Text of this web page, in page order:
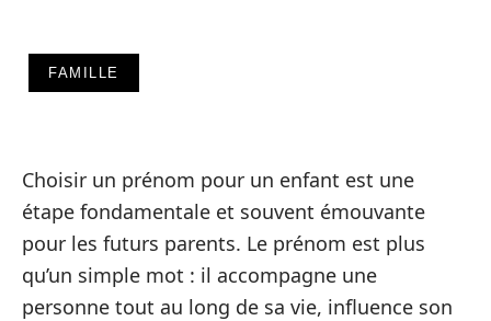
FAMILLE
Choisir un prénom pour un enfant est une
étape fondamentale et souvent émouvante
pour les futurs parents. Le prénom est plus
qu’un simple mot : il accompagne une
personne tout au long de sa vie, influence son